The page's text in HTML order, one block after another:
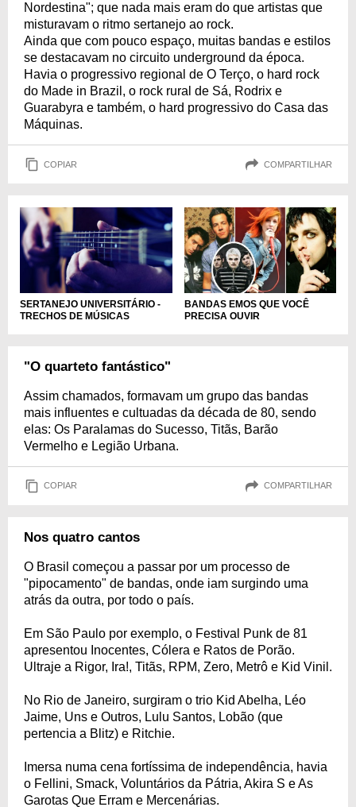
Nordestina"; que nada mais eram do que artistas que
misturavam o ritmo sertanejo ao rock.
Ainda que com pouco espaço, muitas bandas e estilos
se destacavam no circuito underground da época.
Havia o progressivo regional de O Terço, o hard rock
do Made in Brazil, o rock rural de Sá, Rodrix e
Guarabyra e também, o hard progressivo do Casa das
Máquinas.
COPIAR COMPARTILHAR
SERTANEJO UNIVERSITÁRIO -
TRECHOS DE MÚSICAS
BANDAS EMOS QUE VOCÊ
PRECISA OUVIR
"O quarteto fantástico"
Assim chamados, formavam um grupo das bandas
mais influentes e cultuadas da década de 80, sendo
elas: Os Paralamas do Sucesso, Titãs, Barão
Vermelho e Legião Urbana.
COPIAR COMPARTILHAR
Nos quatro cantos
O Brasil começou a passar por um processo de
"pipocamento" de bandas, onde iam surgindo uma
atrás da outra, por todo o país.
Em São Paulo por exemplo, o Festival Punk de 81
apresentou Inocentes, Cólera e Ratos de Porão.
Ultraje a Rigor, Ira!, Titãs, RPM, Zero, Metrô e Kid Vinil.
No Rio de Janeiro, surgiram o trio Kid Abelha, Léo
Jaime, Uns e Outros, Lulu Santos, Lobão (que
pertencia a Blitz) e Ritchie.
Imersa numa cena fortíssima de independência, havia
o Fellini, Smack, Voluntários da Pátria, Akira S e As
Garotas Que Erram e Mercenárias.